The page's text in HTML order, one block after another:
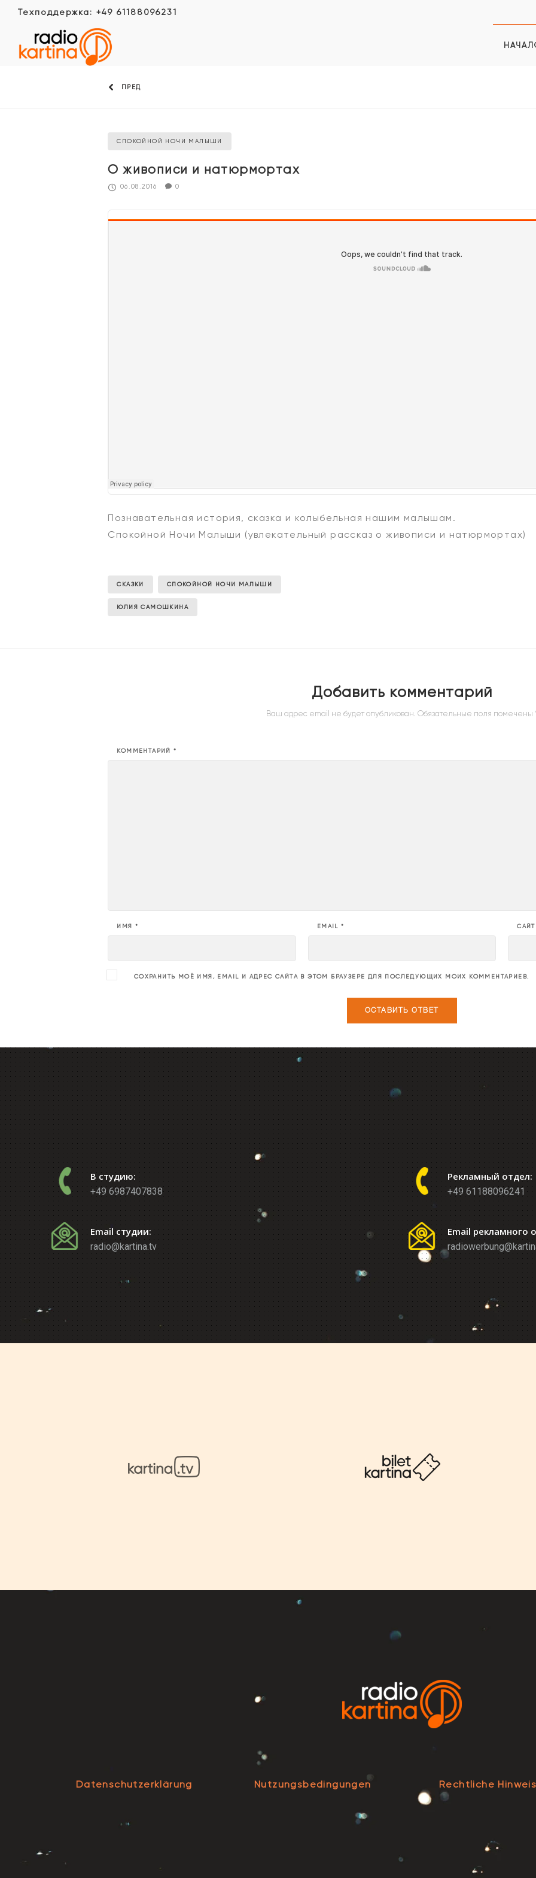
Техподдержка: +49 61188096231
ПРЕД
СПОКОЙНОЙ НОЧИ МАЛЫШИ
О живописи и натюрмортах
06.08.2016 0
Познавательная история, сказка и колыбельная нашим малышам.
Спокойной Ночи Малыши (увлекательный рассказ о живописи и натюрмортах)
СКАЗКИ СПОКОЙНОЙ НОЧИ МАЛЫШИ
ЮЛИЯ САМОШКИНА
Добавить комментарий
Ваш адрес email не будет опубликован. Обязательные поля помечены
КОММЕНТАРИЙ*
ИМЯ * EMAIL* САЙТ
СОХРАНИТЬ МОЁ ИМЯ, EMAIL И АДРЕС САЙТА В ЭТОМ БРАУЗЕРЕ ДЛЯ ПОСЛЕДУЮЩИХ МОИХ КОММЕНТАРИЕВ.
В студию:
+49 6987407838
Email студии:
radio@kartina.tv
Рекламный отдел:
+49 61188096241
Email рекламного
Datenschutzerklärung Nutzungsbedingungen Rechtliche